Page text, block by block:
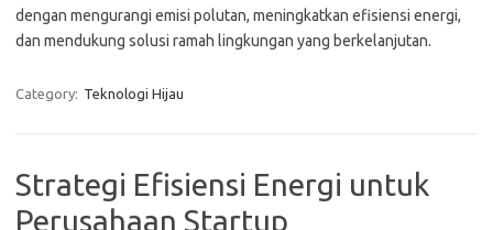
dengan mengurangi emisi polutan, meningkatkan efisiensi energi,
dan mendukung solusi ramah lingkungan yang berkelanjutan.
Category: Teknologi Hijau
Strategi Efisiensi Energi untuk
Perusahaan Startup